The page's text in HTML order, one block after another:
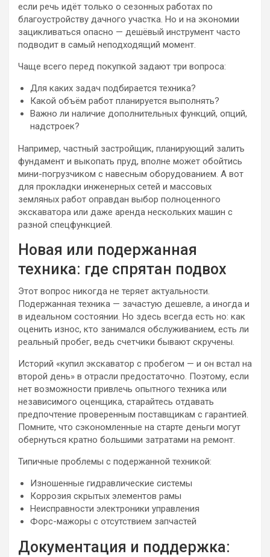
если речь идёт только о сезонных работах по
благоустройству дачного участка. Но и на экономии
зацикливаться опасно — дешёвый инструмент часто
подводит в самый неподходящий момент.
Чаще всего перед покупкой задают три вопроса:
Для каких задач подбирается техника?
Какой объём работ планируется выполнять?
Важно ли наличие дополнительных функций, опций,
надстроек?
Например, частный застройщик, планирующий залить
фундамент и выкопать пруд, вполне может обойтись
мини-погрузчиком с навесным оборудованием. А вот
для прокладки инженерных сетей и массовых
земляных работ оправдан выбор полноценного
экскаватора или даже аренда нескольких машин с
разной спецфункцией.
Новая или подержанная
техника: где спрятан подвох
Этот вопрос никогда не теряет актуальности.
Подержанная техника — зачастую дешевле, а иногда и
в идеальном состоянии. Но здесь всегда есть но: как
оценить износ, кто занимался обслуживанием, есть ли
реальный пробег, ведь счетчики бывают скручены.
Историй «купил экскаватор с пробегом — и он встал на
второй день» в отрасли предостаточно. Поэтому, если
нет возможности привлечь опытного техника или
независимого оценщика, старайтесь отдавать
предпочтение проверенным поставщикам с гарантией.
Помните, что сэкономленные на старте деньги могут
обернуться кратно большими затратами на ремонт.
Типичные проблемы с подержанной техникой:
Изношенные гидравлические системы
Коррозия скрытых элементов рамы
Неисправности электроники управления
Форс-мажоры с отсутствием запчастей
Документация и поддержка: